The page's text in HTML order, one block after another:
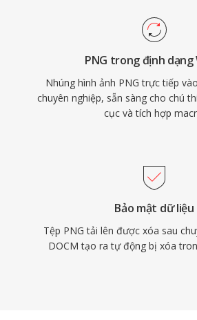
PNG trong định dạng
Nhúng hình ảnh PNG trực tiếp
chuyên nghiệp, sẵn sàng cho chú
cục và tích hợp
Bảo mật dữ liệu
Tệp PNG tải lên được xóa sau
DOCM tạo ra tự động bị xóa